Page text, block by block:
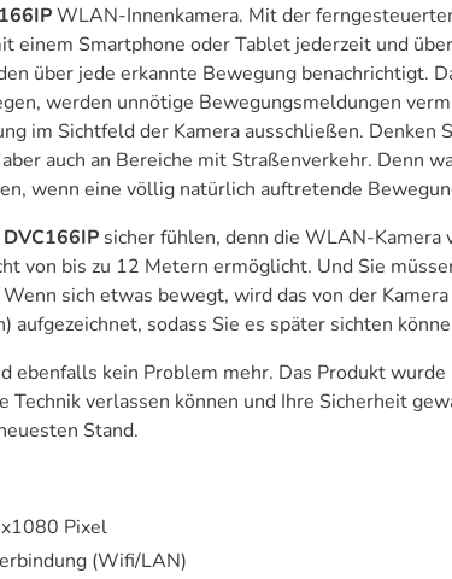
WLAN-Innenkamera. Mit der
einem Smartphone oder Tablet jederzeit und
über jede erkannte Bewegung benachrichtigt.
werden unnötige Bewegungsmeldungen
im Sichtfeld der Kamera ausschließen. Denken
auch an Bereiche mit Straßenverkehr. Denn
wenn eine völlig natürlich auftretende
sicher fühlen, denn die WLAN-Kamera
von bis zu 12 Metern ermöglicht. Und Sie
sich etwas bewegt, wird das von der
sodass Sie es später sichten
ebenfalls kein Problem mehr. Das Produkt wurde
verlassen können und Ihre Sicherheit
Stand.
Pixel
(Wifi/LAN)